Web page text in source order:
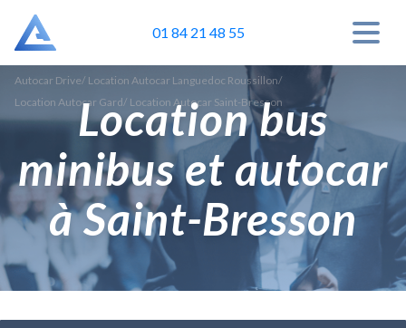
01 84 21 48 55
Autocar Drive/ Location Autocar Languedoc Roussillon/
Location Autocar Gard/ Location Autocar Saint-Bresson
Location bus
minibus et autocar
à Saint-Bresson